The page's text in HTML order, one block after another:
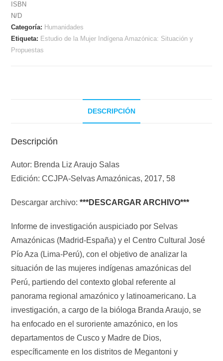
ISBN
N/D
Categoría: Humanidades
Etiqueta: Estudio de la Mujer Indígena Amazónica: Situación y
Propuestas
DESCRIPCIÓN
Descripción
Autor: Brenda Liz Araujo Salas
Edición: CCJPA-Selvas Amazónicas, 2017, 58
Descargar archivo:***DESCARGAR ARCHIVO***
Informe de investigación auspiciado por Selvas
Amazónicas (Madrid-España) y el Centro Cultural José
Pío Aza (Lima-Perú), con el objetivo de analizar la
situación de las mujeres indígenas amazónicas del
Perú, partiendo del contexto global referente al
panorama regional amazónico y latinoamericano. La
investigación, a cargo de la bióloga Branda Araujo, se
ha enfocado en el suroriente amazónico, en los
departamentos de Cusco y Madre de Dios,
específicamente en los distritos de Megantoni y